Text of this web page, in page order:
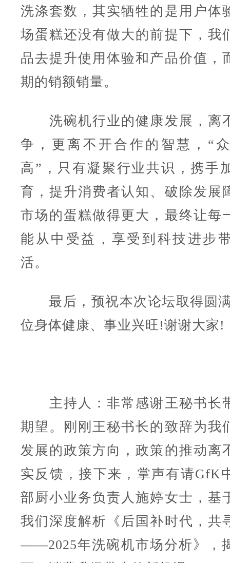
洗涤套数，其实牺牲的是用户体
场蛋糕还没有做大的前提下，我
品去提升使用体验和产品价值，
期的销额销量。
洗碗机行业的健康发展，离
争，更离不开合作的智慧，“
高”，只有凝聚行业共识，携手
育，提升消费者认知、破除发展
市场的蛋糕做得更大，最终让每
能从中受益，享受到科技进步
活。
最后，预祝本次论坛取得圆
位身体健康、事业兴旺!谢谢大家!
主持人：非常感谢王秘书长
期望。刚刚王秘书长的致辞为我
发展的政策方向，政策的推动离
实反馈，接下来，掌声有请GfK
部厨小业务负责人施婷女士，基
我们深度解析《后国补时代，共
——2025年洗碗机市场分析》，